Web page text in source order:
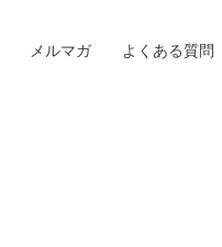
メルマガ よくある質問